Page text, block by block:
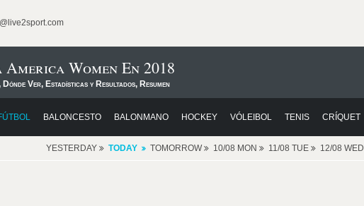
Women En 2018
Ver, Estadísticas y Resultados, Resumen
BALONCESTO BALONMANO HOCKEY VÓLEIBOL TENIS CRÍQUET
YESTERDAY TODAY TOMORROW 10/08 MON 11/08 TUE 12/08 WED